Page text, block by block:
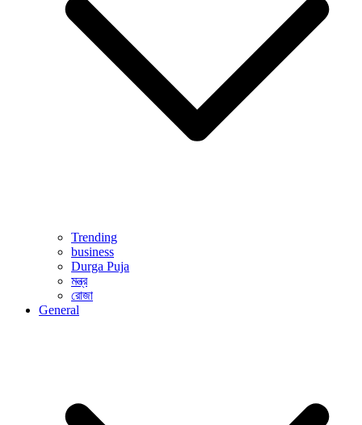
Trending
business
Durga Puja
মন্ত্র
রোজা
General